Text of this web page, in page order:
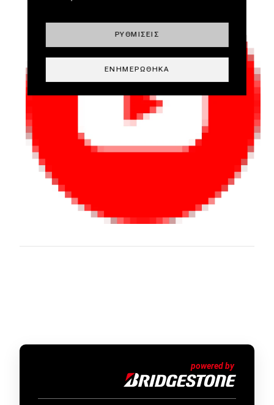
ΡΥΘΜΊΣΕΙΣ
ΕΝΗΜΕΡΏΘΗΚΑ